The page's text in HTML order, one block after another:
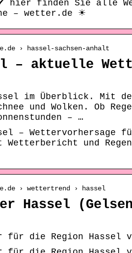
✔ hier finden Sie alle
– wetter.de ☀
› hassel-sachsen-anhalt
– aktuelle
im Überblick. Mit
und Wolken. Ob
– …
– Wettervorhersage
Wetterbericht und
› wettertrend › hassel
Hassel
für die Region Hassel